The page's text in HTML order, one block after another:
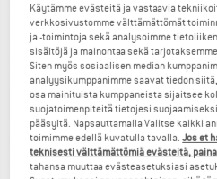
phase
NOW UP TO 50%
TO THE
Käytämme evästeitä ja vastaavia
verkkosivustomme välttämättömät
ja -toimintoja sekä analysoimme
sisältöjä ja mainontaa sekä
Siten myös sosiaalisen median
analyysikumppanimme saavat tiedon
osa mainituista kumppaneista sijaitsee
suojatoimenpiteitä tietojesi
pääsyltä. Napsauttamalla Valitse kaikki
toimimme edellä kuvatulla tavalla.Jos et
teknisesti välttämättömiä evästeitä,
tahansa muuttaa evästeasetuksiasi